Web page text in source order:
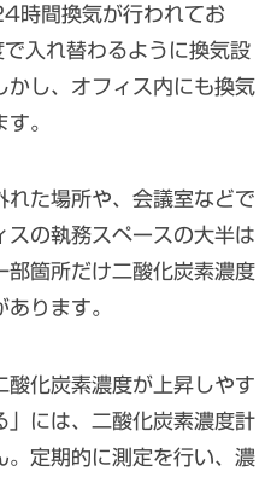
時間換気が行われてお
入れ替わるように換気設
かし、オフィス内にも換気
。
た場所や、会議室などで
スの執務スペースの大半は
部箇所だけ二酸化炭素濃度
ります。
酸化炭素濃度が上昇しやす
」には、二酸化炭素濃度計
。定期的に測定を行い、濃